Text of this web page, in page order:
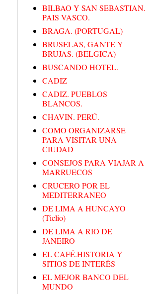
BILBAO Y SAN SEBASTIAN.
PAIS VASCO.
BRAGA. (PORTUGAL)
BRUSELAS, GANTE Y
BRUJAS. (BELGICA)
BUSCANDO HOTEL.
CADIZ
CADIZ. PUEBLOS
BLANCOS.
CHAVIN. PERÚ.
COMO ORGANIZARSE
PARA VISITAR UNA
CIUDAD
CONSEJOS PARA VIAJAR A
MARRUECOS
CRUCERO POR EL
MEDITERRANEO
DE LIMA A HUNCAYO
(Ticlio)
DE LIMA A RIO DE
JANEIRO
EL CAFÉ.HISTORIA Y
SITIOS DE INTERÉS
EL MEJOR BANCO DEL
MUNDO